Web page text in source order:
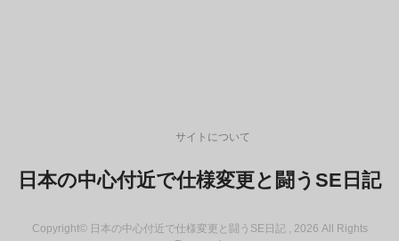
サイトについて
日本の中心付近で仕様変更と闘うSE日記
Copyright© 日本の中心付近で仕様変更と闘うSE日記 , 2026 All Rights